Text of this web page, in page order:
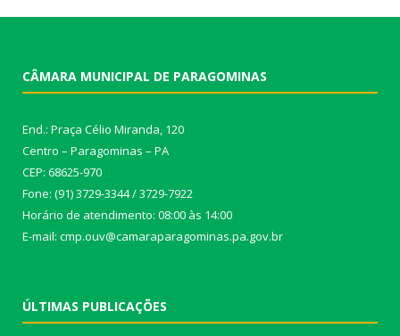
CÂMARA MUNICIPAL DE PARAGOMINAS
End.: Praça Célio Miranda, 120
Centro – Paragominas – PA
CEP: 68625-970
Fone: (91) 3729-3344 / 3729-7922
Horário de atendimento: 08:00 às 14:00
E-mail: cmp.ouv@camaraparagominas.pa.gov.br
ÚLTIMAS PUBLICAÇÕES